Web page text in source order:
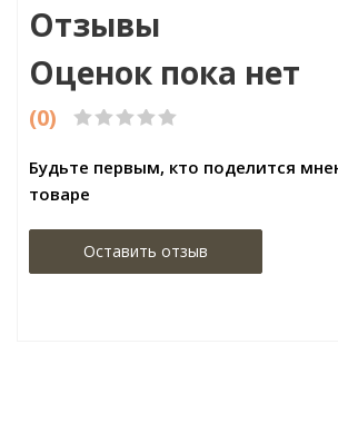
Отзывы
Оценок пока нет
(0)
Будьте первым, кто поделится
товаре
Оставить отзыв